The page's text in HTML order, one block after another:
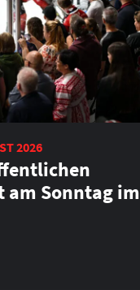
2026
Sonntag im